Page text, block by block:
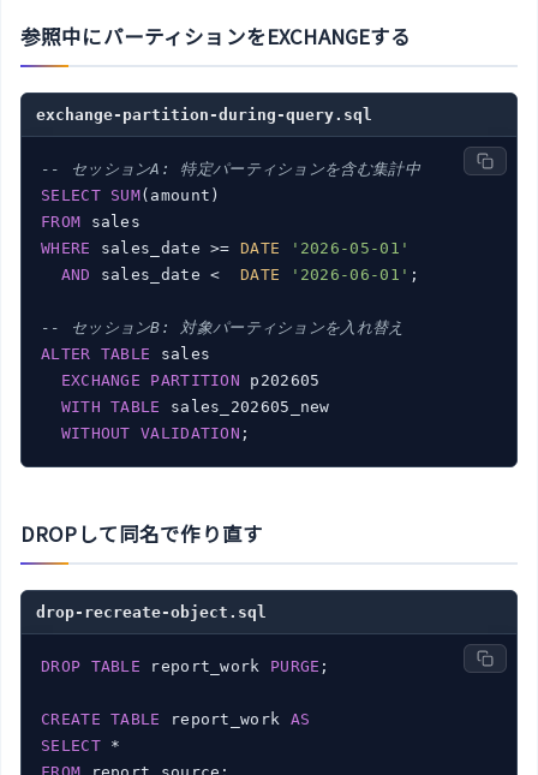
参照中にパーティションをEXCHANGEする
exchange-partition-during-query.sql
-- セッションA: 特定パーティションを含む集計中
SELECT
SUM
FROM
WHERE sales_date >= DATE
'2026-05-01'
AND
sales_date < DATE '2026-06-01' ;
-- セッションB: 対象パーティションを入れ替え
ALTER TABLE sales
EXCHANGE
PARTITION p202605
WITH
TABLE
sales_202605_new
WITHOUT
VALIDATION ;
DROPして同名で作り直す
drop-recreate-object.sql
DROP TABLE report_work PURGE ;
CREATE TABLE report_work AS
SELECT